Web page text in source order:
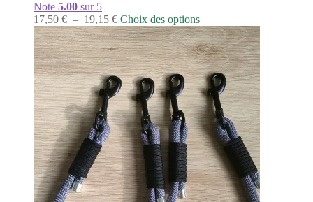
Note 5.00 sur 5
17,50 € – 19,15 €Plage
de
prix :
17,50 €
à
19,15 €
Choix des optionsCe
produit
a
plusieurs
variations.
Les
options
peuvent
être
choisies
sur
la
page
du
produit